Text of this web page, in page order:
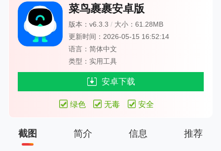
菜鸟裹裹安卓版
版本：v6.3.3/ 大小：61.28MB
更新时间：2026-05-15 16:52:14
语言：简体中文
类型：实用工具
安卓下载
绿色 无毒 安全
截图 简介 信息 推荐